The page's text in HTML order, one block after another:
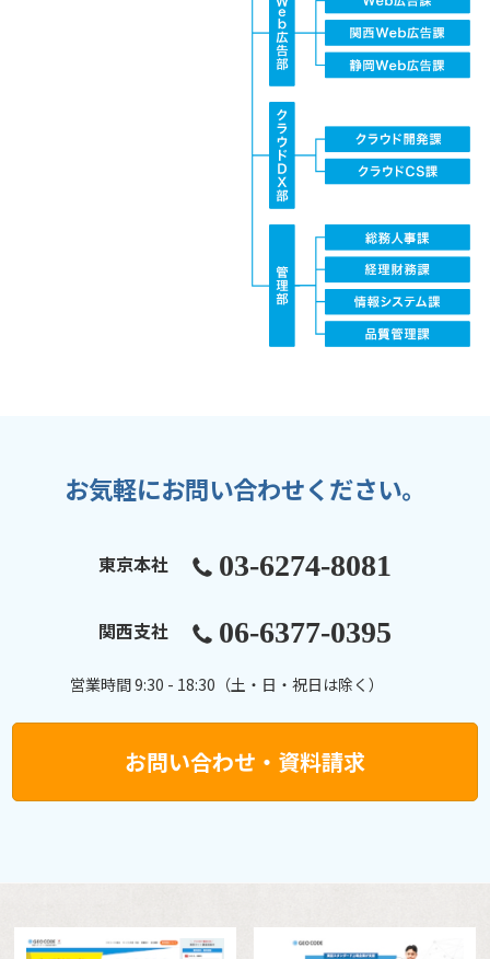
お気軽にお問い合わせください。
東京本社 03-6274-8081
関西支社 06-6377-0395
営業時間 9:30 - 18:30（土・日・祝日は除く）
お問い合わせ・資料請求